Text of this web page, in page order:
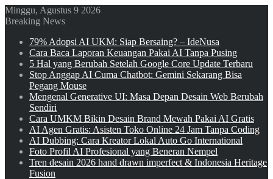
Minggu, Agustus 9 2026
Breaking News
79% Adopsi AI UKM: Siap Bersaing? – IdeNusa
Cara Baca Laporan Keuangan Pakai AI Tanpa Pusing
5 Hal yang Berubah Setelah Google Core Update Terbaru
Stop Anggap AI Cuma Chatbot: Gemini Sekarang Bisa
Pegang Mouse
Mengenal Generative UI: Masa Depan Desain Web Berubah
Sendiri
Cara UMKM Bikin Desain Brand Mewah Pakai AI Gratis
AI Agen Gratis: Asisten Toko Online 24 Jam Tanpa Coding
AI Dubbing: Cara Kreator Lokal Auto Go International
Foto Profil AI Profesional yang Beneran Nempel
Tren desain 2026 hand drawn imperfect & Indonesia Heritage
Fusion